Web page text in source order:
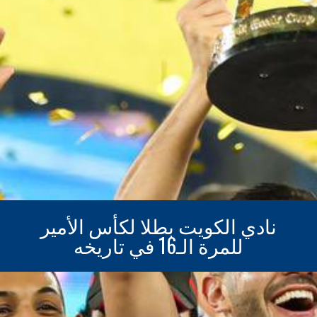
نادي الكويت بطلا لكأس الأمير
للمرة الـ16 في تاريخه